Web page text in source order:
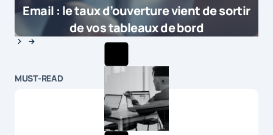
Email : le taux d’ouverture vient de sortir
de vos tableaux de bord
MUST-READ